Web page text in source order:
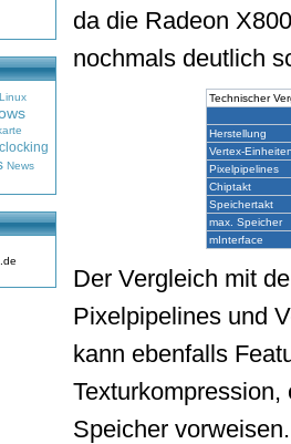
Linux
News
da die Radeon
nochmals deutlich
Technischer
Herstellung
Vertex-
Pixelpipelines
Chiptakt
Speichertakt
max. Speicher
mInterface
Der Vergleich mit
Pixelpipelines und
kann ebenfalls
Speicher